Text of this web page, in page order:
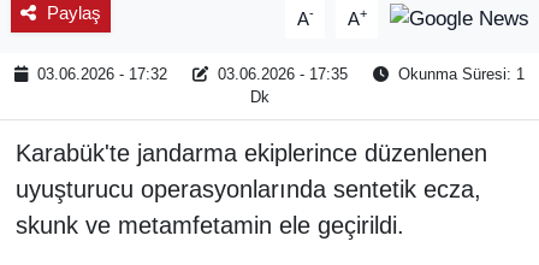
Paylaş A- A+
03.06.2026 - 17:32 03.06.2026 - 17:35
Okunma Süresi: 1
Dk
Karabük'te jandarma ekiplerince düzenlenen
uyuşturucu operasyonlarında sentetik ecza,
skunk ve metamfetamin ele geçirildi.